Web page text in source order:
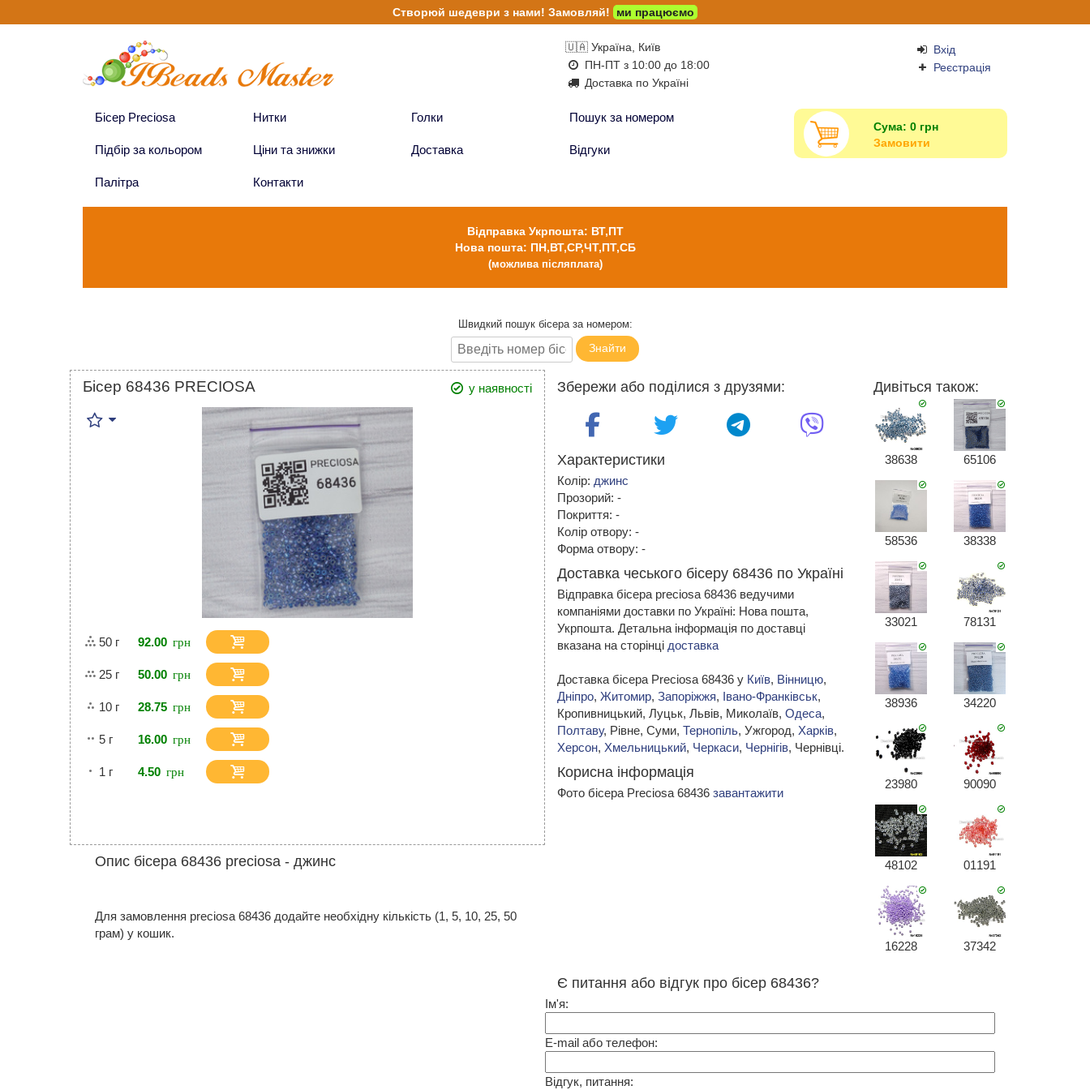
🇺🇦 Україна, Київ
ПН-ПТ з 10:00 до 18:00
Доставка по Україні
Вхід
Реєстрація
Бісер Preciosa Нитки Голки Пошук за номером
Підбір за кольором Ціни та знижки Доставка Відгуки
Палітра Контакти
Сума: 0 грн
Замовити
Відправка Укрпошта: ВТ,ПТ
Нова пошта: ПН,ВТ,СР,ЧТ,ПТ,СБ
(можлива післяплата)
Швидкий пошук бісера за номером:
Знайти
Бісер 68436 PRECIOSA у наявності
50 г 92.00
25 г 50.00
10 г 28.75
5 г 16.00
1 г 4.50
Опис бісера 68436 preciosa - джинс
Для замовлення preciosa 68436 додайте необхідну кількість (1, 5, 10, 25, 50
грам) у кошик.
Збережи або поділися з друзями:
Характеристики
Колір: джинс
Прозорий: -
Покриття: -
Колір отвору: -
Форма отвору: -
Доставка чеського бісеру 68436 по Україні
Відправка бісера preciosa 68436 ведучими
компаніями доставки по Україні: Нова пошта,
Укрпошта. Детальна інформація по доставці
вказана на сторінці доставка
Доставка бісера Preciosa 68436 у Київ, Вінницю,
Дніпро, Житомир, Запоріжжя, Івано-Франківськ,
Кропивницький, Луцьк, Львів, Миколаїв, Одеса,
Полтаву, Рівне, Суми, Тернопіль, Ужгород, Харків,
Херсон, Хмельницький, Черкаси, Чернігів, Чернівці.
Корисна інформація
Фото бісера Preciosa 68436 завантажити
Дивіться також:
38638 65106
58536 38338
33021 78131
38936 34220
23980 90090
48102 01191
16228 37342
Є питання або відгук про бісер 68436?
Ім'я:
E-mail або телефон:
Відгук, питання:
Створюй шедеври з нами! Замовляй! ми працюємо